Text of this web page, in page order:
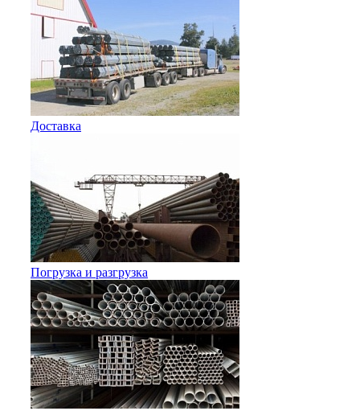
Доставка
Погрузка и разгрузка